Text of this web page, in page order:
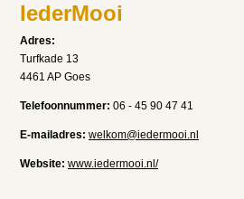
IederMooi
Adres:
Turfkade 13
4461 AP Goes
Telefoonnummer: 06 - 45 90 47 41
E-mailadres: welkom@iedermooi.nl
Website: www.iedermooi.nl/